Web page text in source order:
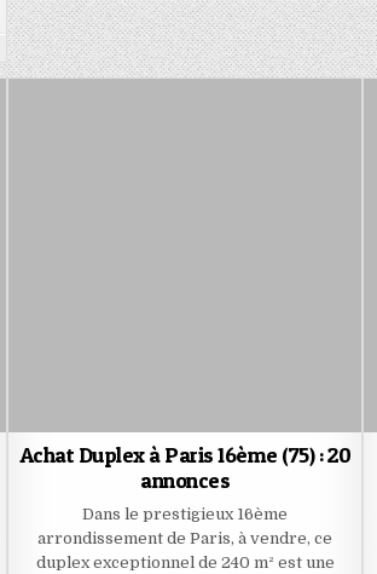
Achat Duplex à Paris 16ème (75) : 20
annonces
Dans le prestigieux 16ème
arrondissement de Paris, à vendre, ce
duplex exceptionnel de 240 m² est une